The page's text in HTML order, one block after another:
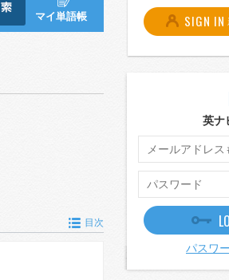
マイ単語帳
目次
SIGN IN
英ナ
パスワ